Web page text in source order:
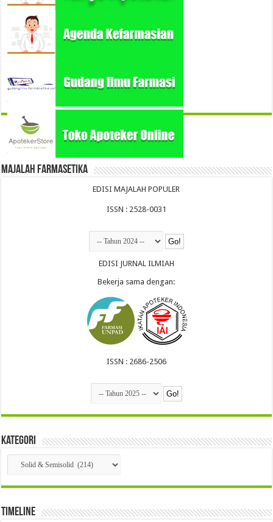
Majalah Farmasetika
EDISI MAJALAH POPULER
ISSN : 2528-0031
EDISI JURNAL ILMIAH
Bekerja sama dengan:
ISSN : 2686-2506
Kategori
Kategori
Timeline